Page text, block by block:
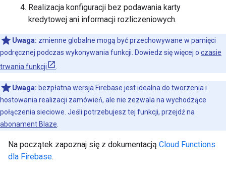
Realizacja konfiguracji bez podawania karty
kredytowej ani informacji rozliczeniowych.
Uwaga: zmienne globalne mogą być przechowywane w pamięci
podręcznej podczas wykonywania funkcji. Dowiedz się więcej o czasie
trwania funkcji
Uwaga: bezpłatna wersja Firebase jest idealna do tworzenia i
hostowania realizacji zamówień, ale nie zezwala na wychodzące
połączenia sieciowe. Jeśli potrzebujesz tej funkcji, przejdź na
abonament Blaze
Na początek zapoznaj się z dokumentacją Cloud Functions
dla Firebase.